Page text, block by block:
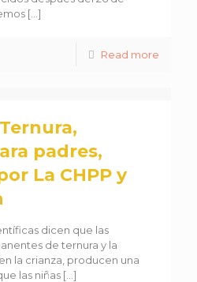
[…]
Read more
padres,
La CHPP y
dicen que las
de ternura y la
la crianza, producen una
las niñas […]